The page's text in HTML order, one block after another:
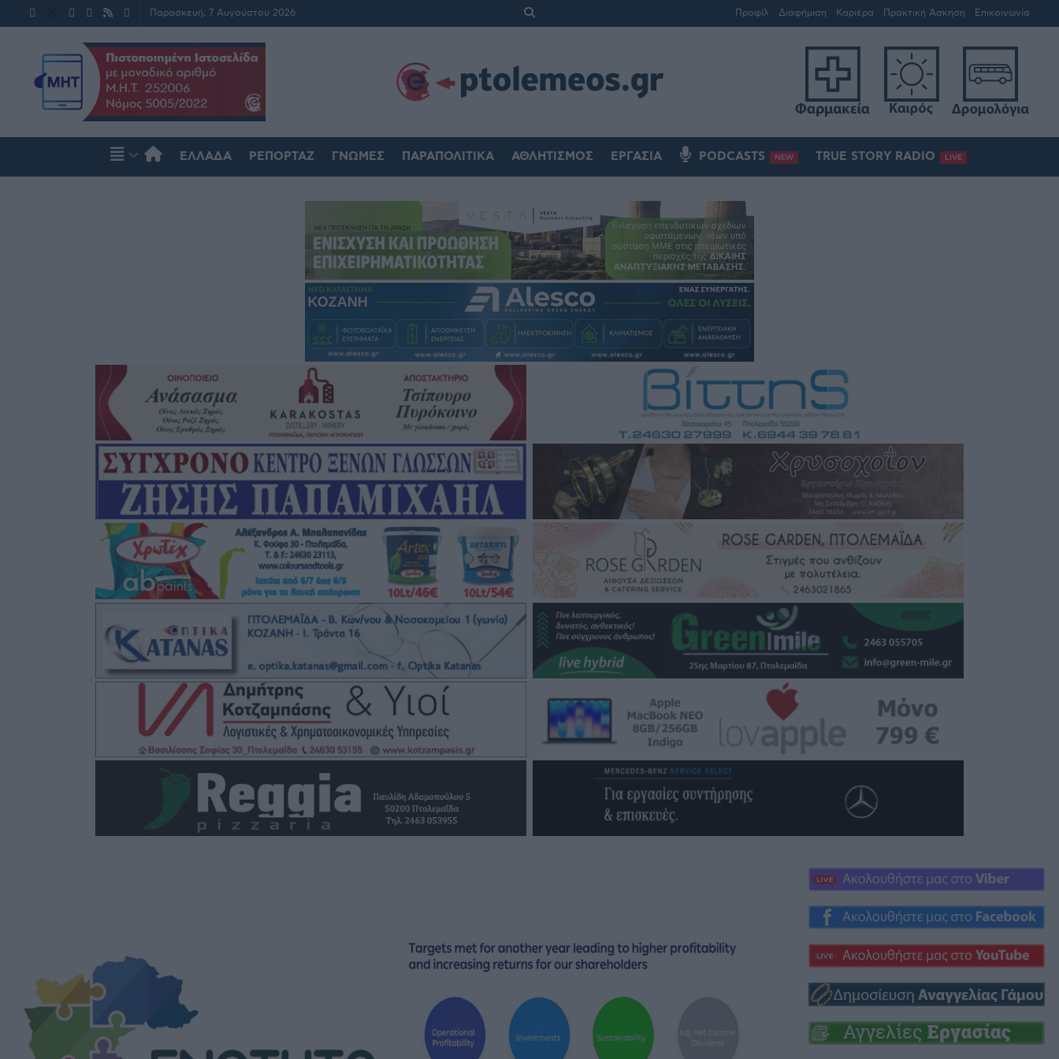
Παρασκευή, 7 Αυγούστου 2026 Προφίλ Διαφήμιση Καριέρα Πρακτική Άσκηση Επικοινωνία
ΕΛΛΆΔΑ ΡΕΠΟΡΤΆΖ ΓΝΏΜΕΣ ΠΑΡΑΠΟΛΙΤΙΚΆ ΑΘΛΗΤΙΣΜΌΣ ΕΡΓΑΣΊΑ PODCASTS NEW TRUE STORY RADIO LIVE